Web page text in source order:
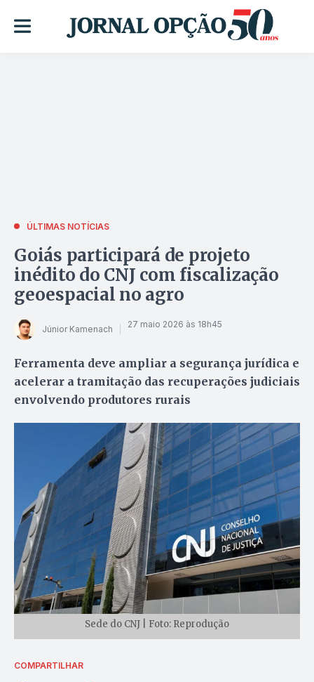
ÚLTIMAS NOTÍCIAS
Goiás participará de projeto
inédito do CNJ com fiscalização
geoespacial no agro
Júnior Kamenach 27 maio 2026 às 18h45
Ferramenta deve ampliar a segurança jurídica e
acelerar a tramitação das recuperações judiciais
envolvendo produtores rurais
Sede do CNJ | Foto: Reprodução
COMPARTILHAR